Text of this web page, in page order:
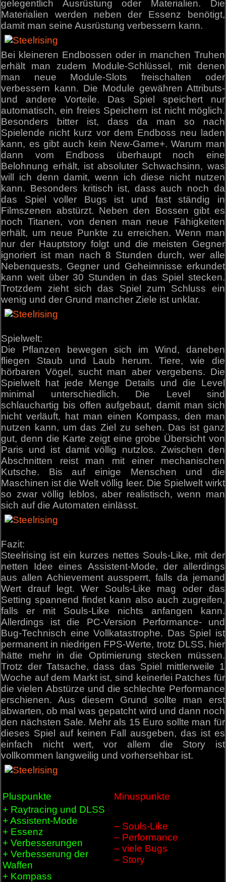
gelegentlich Ausrüstung oder Materialien. Die
Materialien werden neben der Essenz benötigt,
damit man seine Ausrüstung verbessern kann.
Bei kleineren Endbossen oder in manchen Truhen
erhält man zudem Module-Schlüssel, mit denen
man neue Module-Slots freischalten oder
verbessern kann. Die Module gewähren Attributs-
und andere Vorteile. Das Spiel speichert nur
automatisch, ein freies Speichern ist nicht möglich.
Besonders bitter ist, dass da man so nach
Spielende nicht kurz vor dem Endboss neu laden
kann, es gibt auch kein New-Game+. Warum man
dann vom Endboss überhaupt noch eine
Belohnung erhält, ist absoluter Schwachsinn, was
will ich denn damit, wenn ich diese nicht nutzen
kann. Besonders kritisch ist, dass auch noch da
das Spiel voller Bugs ist und fast ständig in
Filmszenen abstürzt. Neben den Bossen gibt es
noch Titanen, von denen man neue Fähigkeiten
erhält, um neue Punkte zu erreichen. Wenn man
nur der Hauptstory folgt und die meisten Gegner
ignoriert ist man nach 8 Stunden durch, wer alle
Nebenquests, Gegner und Geheimnisse erkundet
kann weit über 30 Stunden in das Spiel stecken.
Trotzdem zieht sich das Spiel zum Schluss ein
wenig und der Grund mancher Ziele ist unklar.
Spielwelt:
Die Pflanzen bewegen sich im Wind, daneben
fliegen Staub und Laub herum. Tiere, wie die
hörbaren Vögel, sucht man aber vergebens. Die
Spielwelt hat jede Menge Details und die Level
minimal unterschiedlich. Die Level sind
schlauchartig bis offen aufgebaut, damit man sich
nicht verläuft, hat man einen Kompass, den man
nutzen kann, um das Ziel zu sehen. Das ist ganz
gut, denn die Karte zeigt eine grobe Übersicht von
Paris und ist damit völlig nutzlos. Zwischen den
Abschnitten reist man mit einer mechanischen
Kutsche. Bis auf einige Menschen und die
Maschinen ist die Welt völlig leer. Die Spielwelt wirkt
so zwar völlig leblos, aber realistisch, wenn man
sich auf die Automaten einlässt.
Fazit:
Steelrising ist ein kurzes nettes Souls-Like, mit der
netten Idee eines Assistent-Mode, der allerdings
aus allen Achievement aussperrt, falls da jemand
Wert drauf legt. Wer Souls-Like mag oder das
Setting spannend findet kann also auch zugreifen,
falls er mit Souls-Like nichts anfangen kann.
Allerdings ist die PC-Version Performance- und
Bug-Technisch eine Vollkatastrophe. Das Spiel ist
permanent in niedrigen FPS-Werte, trotz DLSS, hier
hätte mehr in die Optimierung stecken müssen.
Trotz der Tatsache, dass das Spiel mittlerweile 1
Woche auf dem Markt ist, sind keinerlei Patches für
die vielen Abstürze und die schlechte Performance
erschienen. Aus diesem Grund sollte man erst
abwarten, ob mal was gepatcht wird und dann noch
den nächsten Sale. Mehr als 15 Euro sollte man für
dieses Spiel auf keinen Fall ausgeben, das ist es
einfach nicht wert, vor allem die Story ist
vollkommen langweilig und vorhersehbar ist.
Pluspunkte
Minuspunkte
+ Raytracing und DLSS
+ Assistent-Mode
+ Essenz
+ Verbesserungen
+ Verbesserung der
Waffen
+ Kompass
– Souls-Like
– Performance
– viele Bugs
– Story